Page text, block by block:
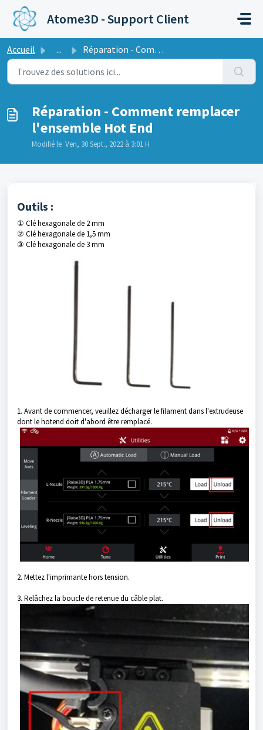
Passer au contenu principal
Atome3D - Support Client
Accueil ... Réparation - Comment remplacer l'ensemble Hot End
Réparation - Comment remplacer
l'ensemble Hot End
Modifié le Ven, 30 Sept., 2022 à 3:01 H
Outils :
① Clé hexagonale de 2 mm
② Clé hexagonale de 1,5 mm
③ Clé hexagonale de 3 mm
1. Avant de commencer, veuillez décharger le filament dans l'extrudeuse
dont le hotend doit d'abord être remplacé.
2. Mettez l'imprimante hors tension.
3. Relâchez la boucle de retenue du câble plat.